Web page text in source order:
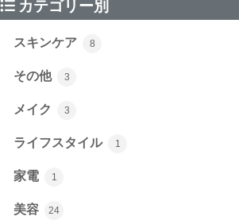
カテゴリー別
スキンケア 8
その他 3
メイク 3
ライフスタイル 1
家電 1
美容 24